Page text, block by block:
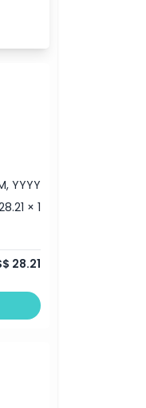
YYYY
× 1
28.21